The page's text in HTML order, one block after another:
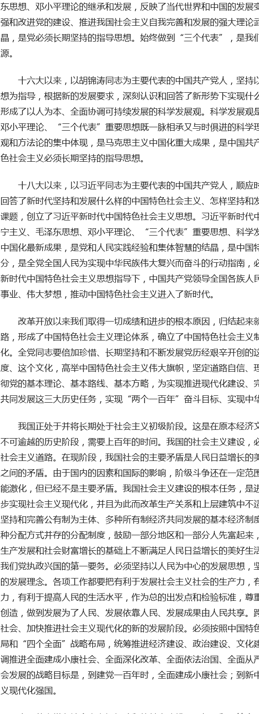
东思想、邓小平理论的继承和发展，反映了当代世界和中国的发展
强和改进党的建设、推进我国社会主义自我完善和发展的强大理论
晶，是党必须长期坚持的指导思想。始终做到“三个代表”，是我
源。
十六大以来，以胡锦涛同志为主要代表的中国共产党人，坚持
想为指导，根据新的发展要求，深刻认识和回答了新形势下实现什
形成了以人为本、全面协调可持续发展的科学发展观。科学发展观
邓小平理论、“三个代表”重要思想既一脉相承又与时俱进的科学
观和方法论的集中体现，是马克思主义中国化重大成果，是中国共
色社会主义必须长期坚持的指导思想。
十八大以来，以习近平同志为主要代表的中国共产党人，顺应
回答了新时代坚持和发展什么样的中国特色社会主义、怎样坚持
课题，创立了习近平新时代中国特色社会主义思想。习近平新时代
宁主义、毛泽东思想、邓小平理论、
“三个代表”重要思想、科学
中国化最新成果，是党和人民实践经验和集体智慧的结晶，是中
分，是全党全国人民为实现中华民族伟大复兴而奋斗的行动指南，
新时代中国特色社会主义思想指导下，中国共产党领导全国各族人
事业、伟大梦想，推动中国特色社会主义进入了新时代。
改革开放以来我们取得一切成绩和进步的根本原因，归结起来
路，形成了中国特色社会主义理论体系，确立了中国特色社会主义
化。全党同志要倍加珍惜、长期坚持和不断发展党历经艰辛开创的
度、这个文化，高举中国特色社会主义伟大旗帜，坚定道路自信、
彻党的基本理论、基本路线、基本方略，为实现推进现代化建设、
共同发展这三大历史任务，实现 “两个一百年”奋斗目标、实现中
我国正处于并将长期处于社会主义初级阶段。这是在原本经济
不可逾越的历史阶段，需要上百年的时间。我国的社会主义建设，
社会主义道路。在现阶段，我国社会的主要矛盾是人民日益增长的
之间的矛盾。由于国内的因素和国际的影响，阶级斗争还在一定范
能激化，但已经不是主要矛盾。我国社会主义建设的根本任务，是
步实现社会主义现代化，并且为此而改革生产关系和上层建筑中不
坚持和完善公有制为主体、多种所有制经济共同发展的基本经济制
种分配方式并存的分配制度，鼓励一部分地区和一部分人先富起来
生产发展和社会财富增长的基础上不断满足人民日益增长的美好生
我们党执政兴国的第一要务。必须坚持以人民为中心的发展思想，
的发展理念。各项工作都要把有利于发展社会主义社会的生产力，
力，有利于提高人民的生活水平，作为总的出发点和检验标准，
创造，做到发展为了人民、发展依靠人民、发展成果由人民共享。
社会、加快推进社会主义现代化的新的发展阶段。必须按照中国特
局和“四个全面”战略布局，统筹推进经济建设、政治建设、文化
调推进全面建成小康社会、全面深化改革、全面依法治国、全面从
会发展的战略目标是，到建党一百年时，全面建成小康社会；到新
义现代化强国。